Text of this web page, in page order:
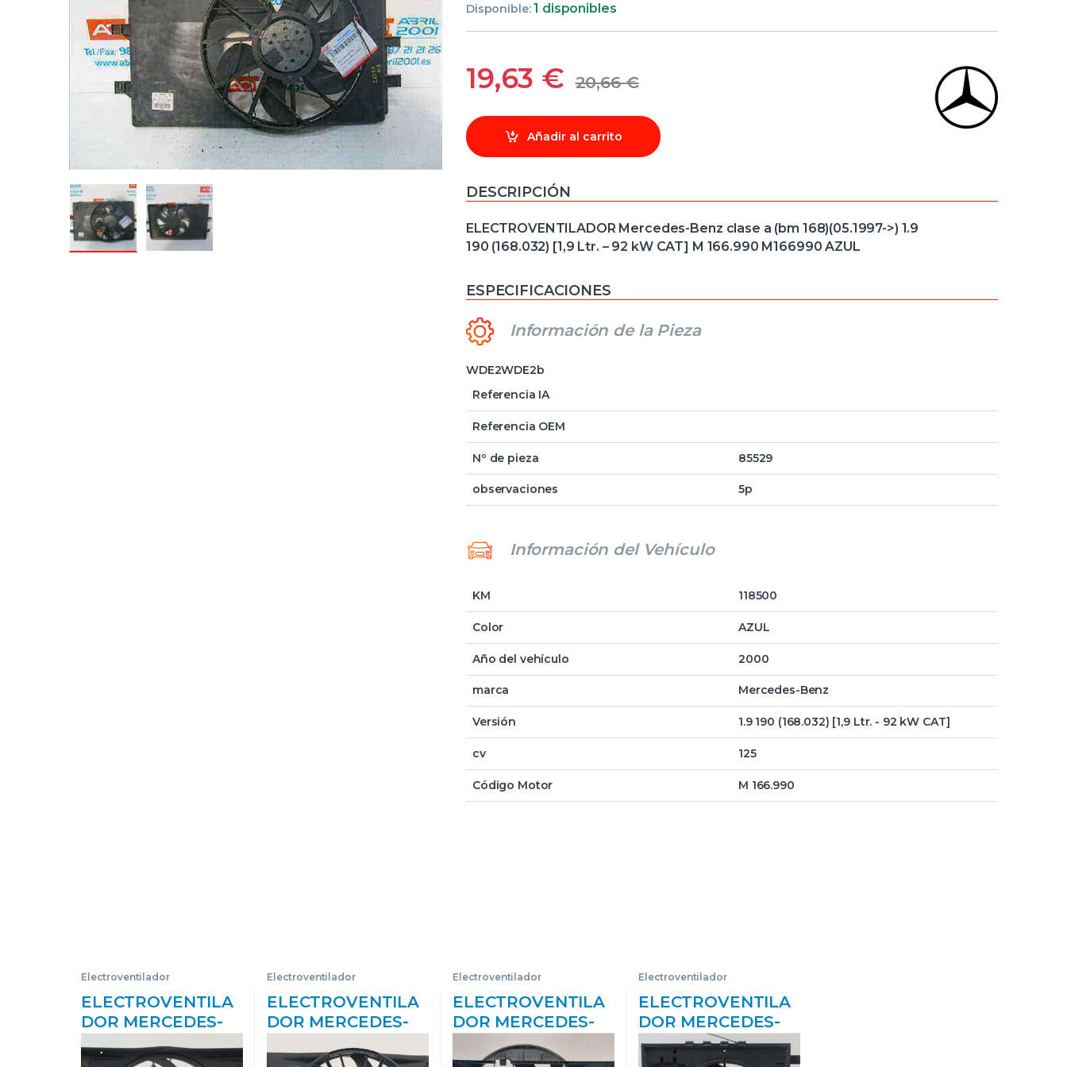
Disponible:1 disponibles
19,63 € 20,66€
Añadir al carrito
DESCRIPCIÓN
ELECTROVENTILADOR Mercedes-Benz clase a (bm 168)(05.1997->) 1.9
190 (168.032) [1,9 Ltr. – 92 kW CAT] M 166.990 M166990 AZUL
ESPECIFICACIONES
Información de la Pieza
WDE2WDE2b
Referencia IA
Referencia OEM
Nº de pieza 85529
observaciones 5p
Información del Vehículo
KM 118500
Color AZUL
Año del vehículo 2000
marca Mercedes-Benz
Versión 1.9 190 (168.032) [1,9 Ltr. - 92 kW CAT]
cv 125
Código Motor M 166.990
Electroventilador
ELECTROVENTILA
DOR MERCEDES-
BENZ CLASE E (BM
211) BERLINA
Electroventilador
ELECTROVENTILA
DOR MERCEDES-
(06.2004->) 3.5 350
Electroventilador
ELECTROVENTILA
DOR MERCEDES-
BENZ CLASE C (BM
203) SPORTCOUPE
Electroventilador
ELECTROVENTILA
DOR MERCEDES-
BENZ VITO
FURGÓN (638) 2.2